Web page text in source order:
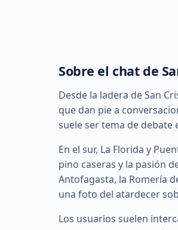
Sobre el chat de
Desde la ladera de San
que dan pie a
suele ser tema de debate
En el sur, La Florida y
pino caseras y la pasión
Antofagasta, la Romería
una foto del atardecer
Los usuarios suelen